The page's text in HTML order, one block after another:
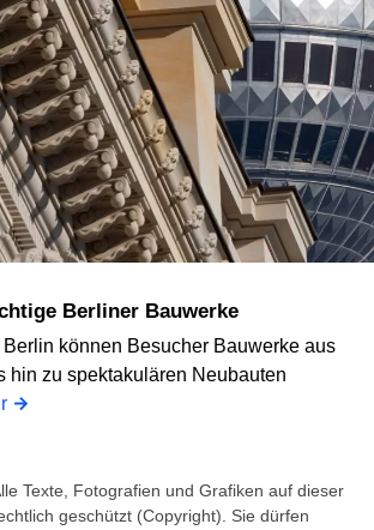
Berliner Bauwerke
können Besucher Bauwerke aus
hin zu spektakulären Neubauten
Texte, Fotografien und Grafiken auf dieser
geschützt (Copyright). Sie dürfen